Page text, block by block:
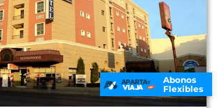
Abonos
Flexibles